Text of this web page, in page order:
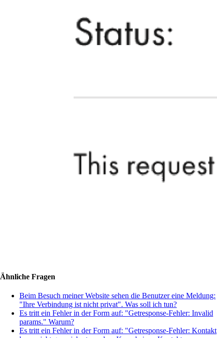
Ähnliche Fragen
Beim Besuch meiner Website sehen die Benutzer eine Meldung:
"Ihre Verbindung ist nicht privat". Was soll ich tun?
Es tritt ein Fehler in der Form auf: "Getresponse-Fehler: Invalid
params." Warum?
Es tritt ein Fehler in der Form auf: "Getresponse-Fehler: Kontakt